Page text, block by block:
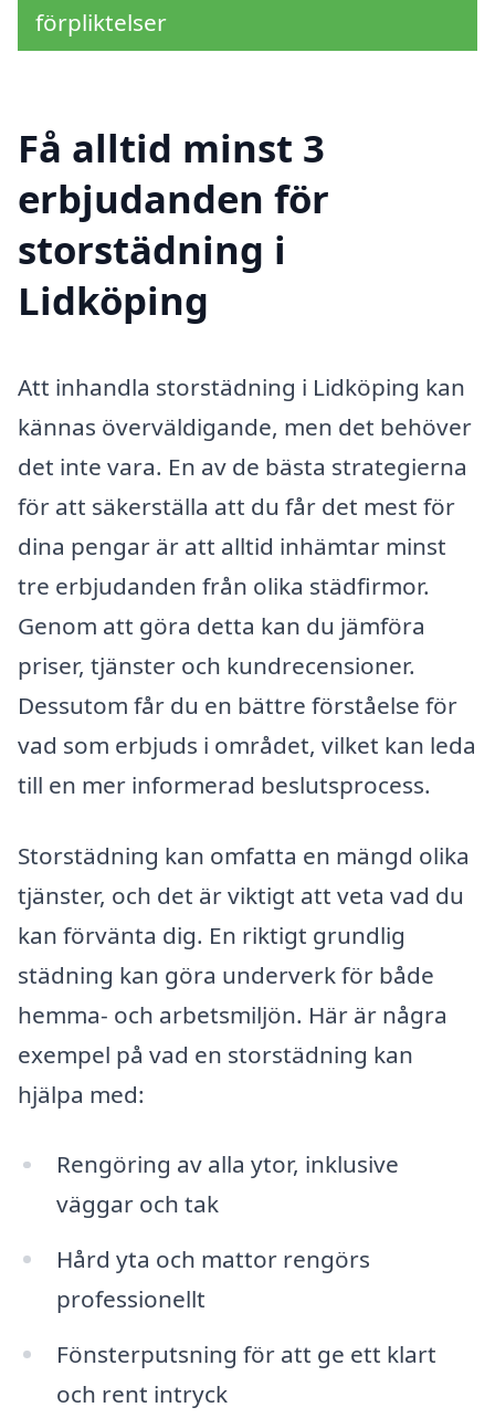
förpliktelser
Få alltid minst 3
erbjudanden för
storstädning i
Lidköping
Att inhandla storstädning i Lidköping kan
kännas överväldigande, men det behöver
det inte vara. En av de bästa strategierna
för att säkerställa att du får det mest för
dina pengar är att alltid inhämtar minst
tre erbjudanden från olika städfirmor.
Genom att göra detta kan du jämföra
priser, tjänster och kundrecensioner.
Dessutom får du en bättre förståelse för
vad som erbjuds i området, vilket kan leda
till en mer informerad beslutsprocess.
Storstädning kan omfatta en mängd olika
tjänster, och det är viktigt att veta vad du
kan förvänta dig. En riktigt grundlig
städning kan göra underverk för både
hemma- och arbetsmiljön. Här är några
exempel på vad en storstädning kan
hjälpa med:
Rengöring av alla ytor, inklusive
väggar och tak
Hård yta och mattor rengörs
professionellt
Fönsterputsning för att ge ett klart
och rent intryck